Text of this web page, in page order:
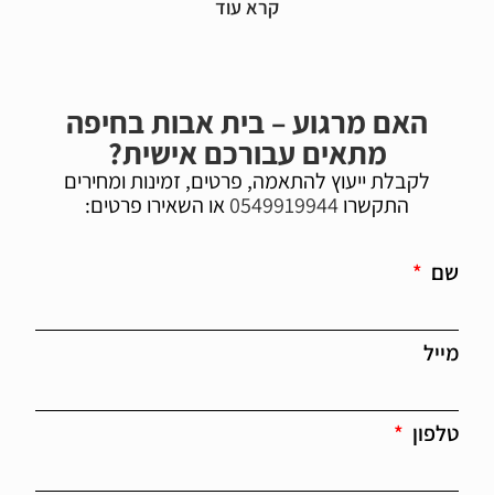
האם מרגוע – בית אבות בחיפה
מתאים עבורכם אישית?
לקבלת ייעוץ להתאמה, פרטים, זמינות ומחירים
התקשרו0549919944או השאירו פרטים:
שם
מייל
טלפון